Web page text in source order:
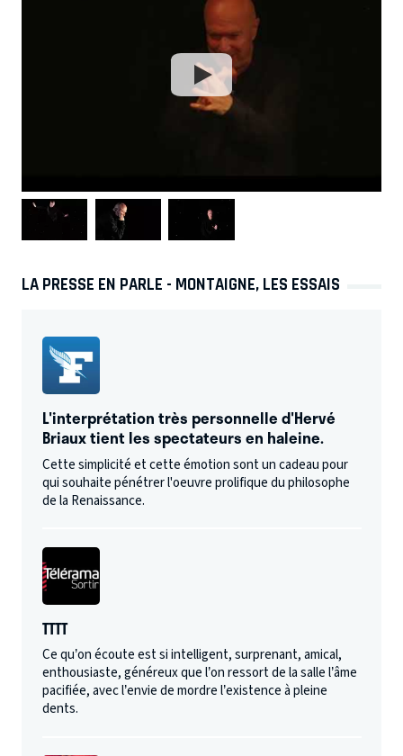
LA PRESSE EN PARLE - MONTAIGNE, LES ESSAIS
L'interprétation très personnelle d'Hervé
Briaux tient les spectateurs en haleine.
Cette simplicité et cette émotion sont un cadeau pour
qui souhaite pénétrer l'oeuvre prolifique du philosophe
de la Renaissance.
TTTT
Ce qu’on écoute est si intelligent, surprenant, amical,
enthousiaste, généreux que l’on ressort de la salle l’âme
pacifiée, avec l’envie de mordre l’existence à pleine
dents.